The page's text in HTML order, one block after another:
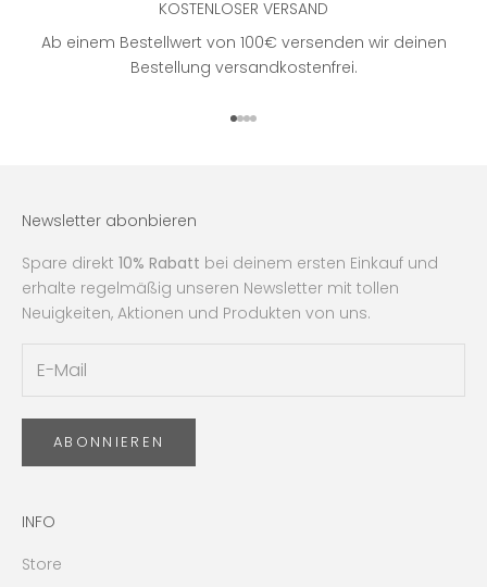
KOSTENLOSER VERSAND
Ab einem Bestellwert von 100€ versenden wir deinen
Bestellung versandkostenfrei.
Gehe zu Element 1
Gehe zu Element 2
Gehe zu Element 3
Gehe zu Element 4
Newsletter abonbieren
Spare direkt 10% Rabatt bei deinem ersten Einkauf und
erhalte regelmäßig unseren Newsletter mit tollen
Neuigkeiten, Aktionen und Produkten von uns.
ABONNIEREN
INFO
Store